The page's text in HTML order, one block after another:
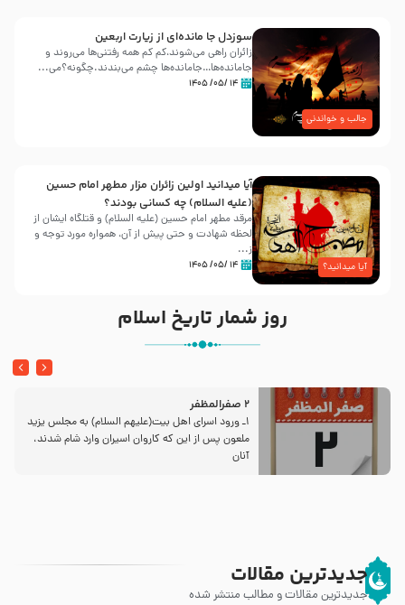
جالب و خواندنی
سوزدل جا مانده‌ای از زیارت اربعین
زائران راهی می‌شوند،کم‌ کم همه رفتنی‌ها می‌روند و
جامانده‌ها…جامانده‌ها چشم می‌بندند.چگونه؟می‌...
۱۴ /۰۵/ ۱۴۰۵
آیا میدانید؟
آیا میدانید اولین زائران مزار مطهر امام حسین
(علیه السلام) چه کسانی بودند؟
مرقد مطهر امام حسین (علیه السلام) و قتلگاه ایشان از
لحظه شهادت و حتی پیش از آن، همواره مورد توجه و
ز...
۱۴ /۰۵/ ۱۴۰۵
روز شمار تاریخ اسلام
2 صفرالمظفر
1ـ ورود اسراى اهل بیت‌(علیهم السلام) به مجلس یزید
ملعون پس از این كه كاروان اسیران وارد شام شدند،
آنان
جدیدترین مقالات
جدیدترین مقالات و مطالب منتشر شده